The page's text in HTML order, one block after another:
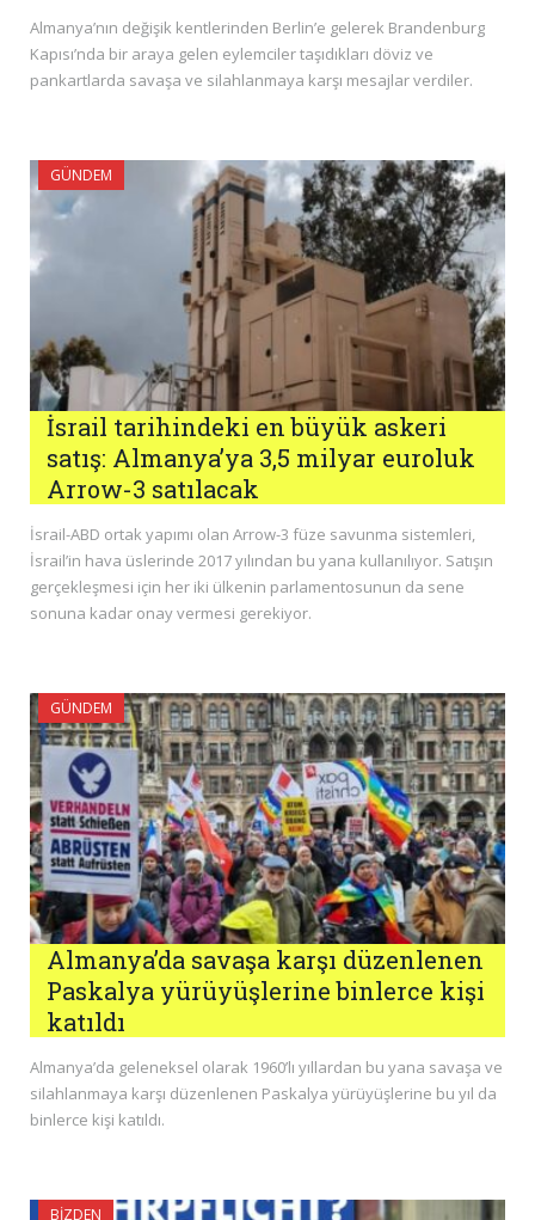
Almanya’nın değişik kentlerinden Berlin’e gelerek Brandenburg
Kapısı’nda bir araya gelen eylemciler taşıdıkları döviz ve
pankartlarda savaşa ve silahlanmaya karşı mesajlar verdiler.
GÜNDEM
İsrail tarihindeki en büyük askeri
satış: Almanya’ya 3,5 milyar euroluk
Arrow-3 satılacak
İsrail-ABD ortak yapımı olan Arrow-3 füze savunma sistemleri,
İsrail’in hava üslerinde 2017 yılından bu yana kullanılıyor. Satışın
gerçekleşmesi için her iki ülkenin parlamentosunun da sene
sonuna kadar onay vermesi gerekiyor.
GÜNDEM
Almanya’da savaşa karşı düzenlenen
Paskalya yürüyüşlerine binlerce kişi
katıldı
Almanya’da geleneksel olarak 1960’lı yıllardan bu yana savaşa ve
silahlanmaya karşı düzenlenen Paskalya yürüyüşlerine bu yıl da
binlerce kişi katıldı.
BIZDEN